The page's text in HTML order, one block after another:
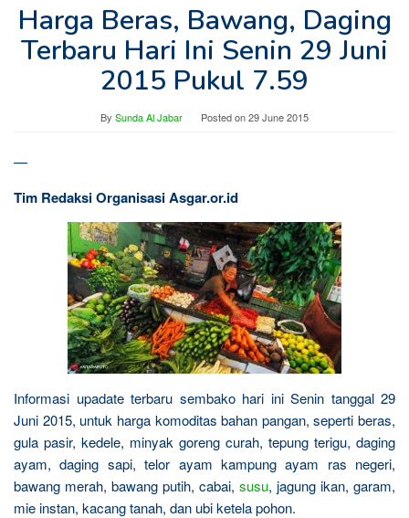
Harga Beras, Bawang, Daging
Terbaru Hari Ini Senin 29 Juni
2015 Pukul 7.59
By Sunda Al Jabar Posted on29 June 2015
—
Tim Redaksi Organisasi Asgar.or.id
Informasi upadate terbaru sembako hari ini Senin tanggal 29
Juni 2015, untuk harga komoditas bahan pangan, seperti beras,
gula pasir, kedele, minyak goreng curah, tepung terigu, daging
ayam, daging sapi, telor ayam kampung ayam ras negeri,
bawang merah, bawang putih, cabai, susu, jagung ikan, garam,
mie instan, kacang tanah, dan ubi ketela pohon.